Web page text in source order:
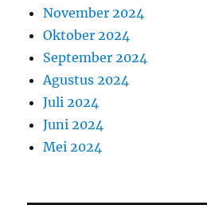
November 2024
Oktober 2024
September 2024
Agustus 2024
Juli 2024
Juni 2024
Mei 2024